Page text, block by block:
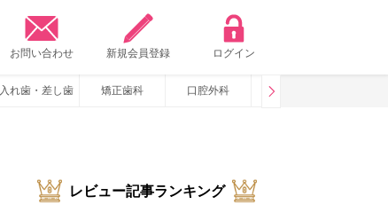
お問い合わせ 新規会員登録 ログイン
入れ歯・差し歯 矯正歯科 口腔外科 咬み合わせ
レビュー記事ランキング